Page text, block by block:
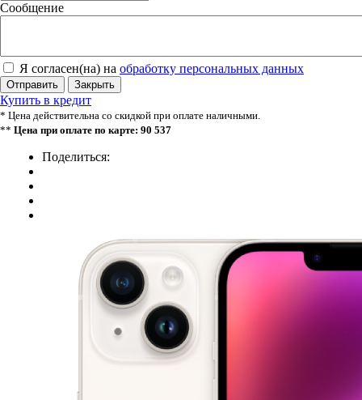
Сообщение
Я согласен(на) на обработку персональных данных
Отправить Закрыть
Купить в кредит
* Цена действительна со скидкой при оплате наличными.
** Цена при оплате по карте: 90 537
Поделиться: